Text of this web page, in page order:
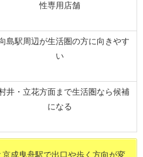
性専用店舗
島駅周辺が生活圏の方に向きやす
い
井・立花方面まで生活圏なら候補
になる
成曳舟駅で出口や歩く方向が変